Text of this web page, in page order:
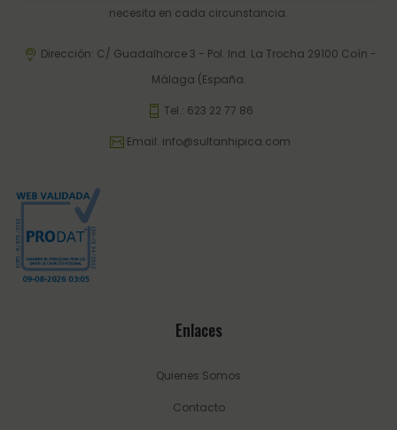
necesita en cada circunstancia.
Dirección: C/ Guadalhorce 3 - Pol. Ind. La Trocha 29100 Coín -
Málaga (España.
Tel.: 623 22 77 86
Email: info@sultanhipica.com
Enlaces
Quienes Somos
Contacto